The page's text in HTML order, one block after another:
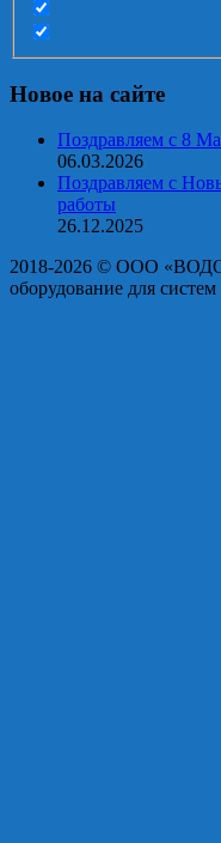
Новое на сайте
Поздравляем с 8
06.03.2026
Поздравляем с
работы
26.12.2025
2018-2026 © OOO
оборудование для